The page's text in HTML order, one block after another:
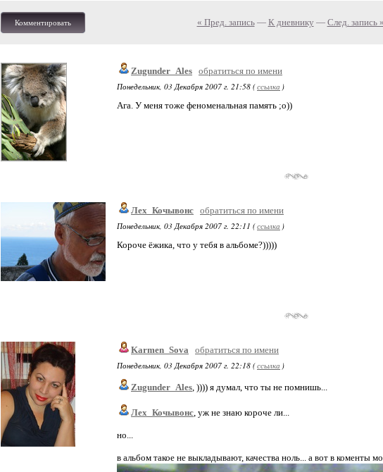
Комментировать « Пред. запись— К дневнику — След. запись »
Zugunder_Ales обратиться по имени
Понедельник, 03 Декабря 2007 г. 21:58 (ссылка )
Ага. У меня тоже феноменальная память ;о))
Лех_Кочывонс обратиться по имени
Понедельник, 03 Декабря 2007 г. 22:11 (ссылка )
Короче ёжика, что у тебя в альбоме?)))))
Karmen_Sova
обратиться по имени
Понедельник, 03 Декабря 2007 г. 22:18 (ссылка )
Zugunder_Ales, )))) я думал, что ты не помнишь...
Лех_Кочывонс, уж не знаю короче ли...
но...
в альбом такое не выкладывают, качества ноль... а вот в коменты